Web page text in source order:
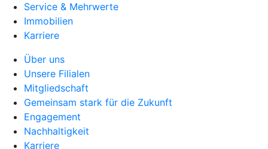
Service & Mehrwerte
Immobilien
Karriere
Über uns
Unsere Filialen
Mitgliedschaft
Gemeinsam stark für die Zukunft
Engagement
Nachhaltigkeit
Karriere